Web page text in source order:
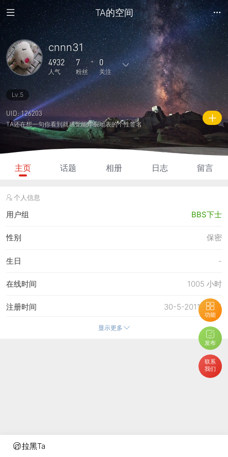
拉黑Ta
TA的空间
功能
发布
联系
我们
cnnn31
4932
人气
7
粉丝
0
关注
61
主题
313
回复
0
日志
0
相册
0
好友
7 0
关注
0
说说
4932
人气
1310
积分
Lv.5
UID: 126203
TA还在想一句你看到就感觉能炸裂地表的个性签名
主页 话题 相册 日志 留言
个人信息
用户组 BBS下士
保密
性别
-
生日
1005 小时
在线时间
30-5-2011 23:01
注册时间
1-8-2026 18:53
1-8-2026 18:53
1-8-2026 18:53
显示更多